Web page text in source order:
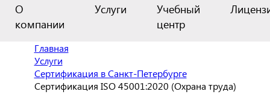
О
компании
Услуги
Учебный
центр
Главная
Услуги
Сертификация в Санкт-Петербурге
Сертификация ISO 45001:2020 (Охрана труда)